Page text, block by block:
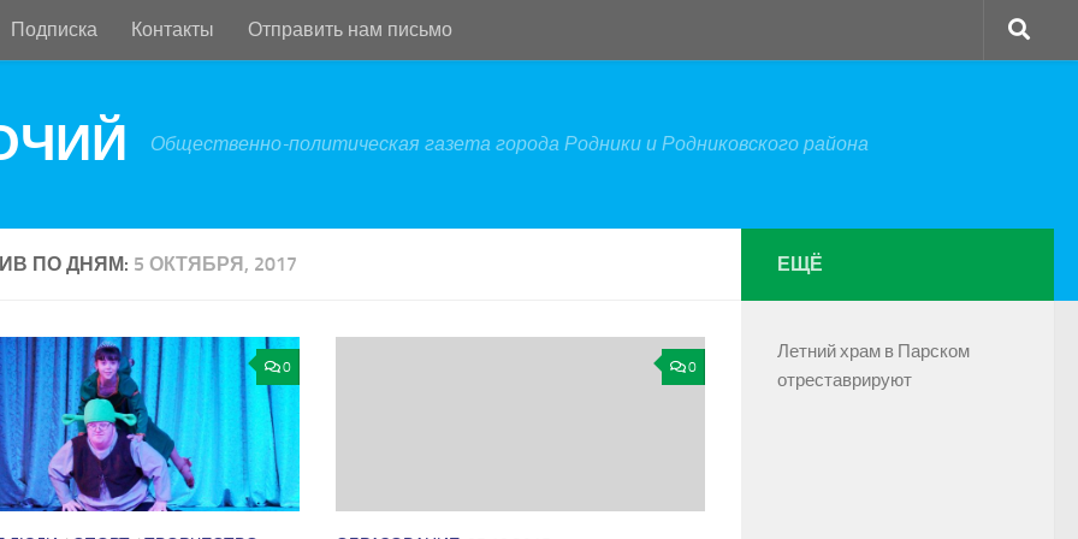
Подписка Контакты Отправить нам письмо
Общественно-политическая газета города Родники и Родниковского района
ПО ДНЯМ: 5 ОКТЯБРЯ, 2017
0 0
ЕЩЁ
Летний храм в Парском
отреставрируют